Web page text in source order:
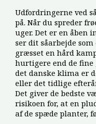
Udfordringerne ved
på. Når du spreder
uger. Det er en åben
ser dit såarbejde
græsset en hård
hurtigere end de
det danske klima er
eller det tidlige
Det giver de bedste
risikoen for, at en
af de spæde planter,